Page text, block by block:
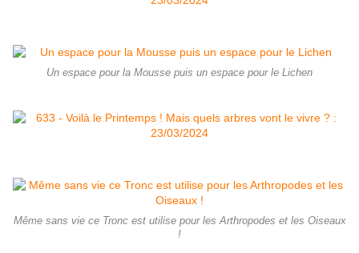
Un espace pour la Mousse puis un espace pour le Lichen
Même sans vie ce Tronc est utilise pour les Arthropodes et les Oiseaux
!